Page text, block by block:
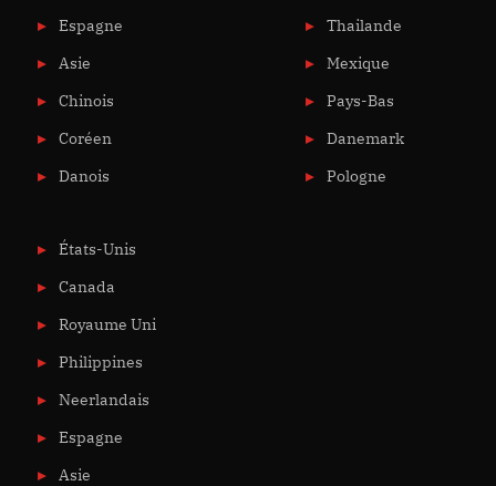
Espagne
Asie
Chinois
Coréen
Danois
Thailande
Mexique
Pays-Bas
Danemark
Pologne
États-Unis
Canada
Royaume Uni
Philippines
Neerlandais
Espagne
Asie